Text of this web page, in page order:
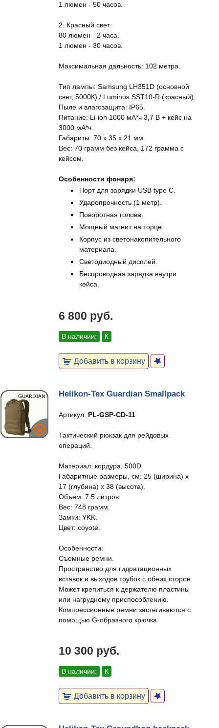
1 люмен - 50 часов.
2. Красный свет:
80 люмен - 2 часа.
1 люмен - 30 часов.
Максимальная дальность: 102 метра.
Тип лампы: Samsung LH351D (основной
свет, 5000К) / Luminus SST10-R (красный).
Пыле и влагозащита: IP65.
Питание: Li-ion 1000 мА*ч 3,7 В + кейс на
3000 мА*ч.
Габариты: 70 x 35 x 21 мм.
Вес: 70 грамм без кейса, 172 грамма с
кейсом.
Особенности фонаря:
Порт для зарядки USB type C.
Ударопрочность (1 метр).
Поворотная голова.
Мощный магнит на торце.
Корпус из светонакопительного
материала.
Светодиодный дисплей.
Беспроводная зарядка внутри
кейса.
6 800 руб.
В наличии: К
Добавить в корзину
Helikon-Tex Guardian Smallpack
Артикул: PL-GSP-CD-11
Тактический рюкзак для рейдовых
операций.
Материал: кордура, 500D.
Габаритные размеры, см: 25 (ширина) x
17 (глубина) x 38 (высота).
Объем: 7.5 литров.
Вес: 748 грамм.
Замки: YKK.
Цвет: coyote.
Особенности:
Съемные ремни.
Пространство для гидратационных
вставок и выходов трубок с обеих сторон.
Может крепиться к держателю пластины
или нагрудному приспособлению.
Компрессионные ремни застегиваются с
помощью G-образного крючка.
10 300 руб.
В наличии: К
Добавить в корзину